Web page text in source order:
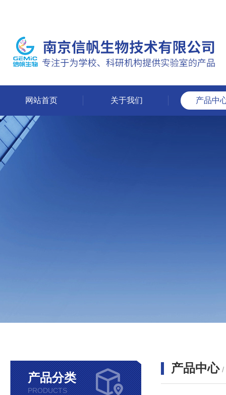
网站首页 关于我们 产品中
产品分类
PRODUCTS
产品中心 /